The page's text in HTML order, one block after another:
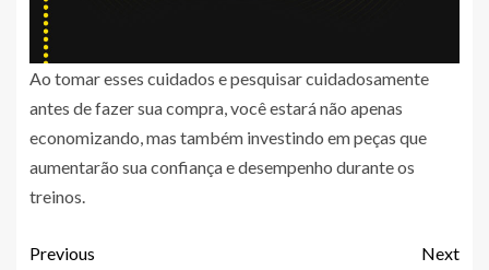
Ao tomar esses cuidados e pesquisar cuidadosamente
antes de fazer sua compra, você estará não apenas
economizando, mas também investindo em peças que
aumentarão sua confiança e desempenho durante os
treinos.
Previous
Next